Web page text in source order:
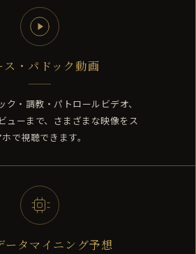
ス・パドック動画
ク・調教・パトロールビデオ、
ューまで、さまざまな映像をス
ホで視聴できます。
タマイニング予想